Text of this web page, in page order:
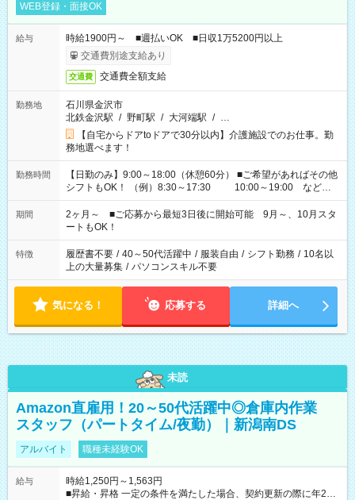
WEB登録・面接OK
給与
時給1900円～ ■週払いOK ■日収1万5200円以上
交通費別途支給あり
交通費 交通費全額支給
勤務地
石川県金沢市
北鉄金沢駅 / 野町駅 / 大河端駅 / …
【自宅からドアtoドアで30分以内】介護施設でのお仕事。勤
務地選べます！
勤務時間
【日勤のみ】9:00～18:00（休憩60分） ■ご希望があればその他
シフトもOK！ （例）8:30～17:30 10:00～19:00 など
「家族とお休みを合わせたい」 「できれば残業はしたくない」
など、あなたのご希望に沿ったお仕事をご紹介します！ ※Wワ
ーク希望の方へ 今ご覧のお仕事で希望する勤務時間と、もう1つ
のお仕事の勤務時間。 合計で週40時間を超える場合は応募でき
ません
期間
2ヶ月～ ■ご応募から最短3日後に開始可能 9月～、10月スタ
ートもOK！
特徴 履歴書不要 / 40～50代活躍中 / 服装自由 / シフト勤務 / 10名以
上の大量募集 / パソコンスキル不要
気になる！ 応募する 詳細へ
未読
Amazon直雇用！20～50代活躍中◎倉庫内作業
スタッフ（パートタイム/夜勤）｜新潟南DS
アルバイト 職種未経験OK
給与
時給1,250円～1,563円
■昇給・昇格 一定の条件を満たした場合、契約更新の際に年2回